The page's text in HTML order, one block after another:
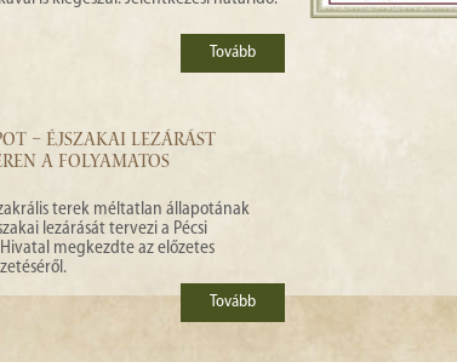
Tovább
– ÉJSZAKAI LEZÁRÁST
A FOLYAMATOS
terek méltatlan állapotának
lezárását tervezi a Pécsi
megkezdte az előzetes
Tovább